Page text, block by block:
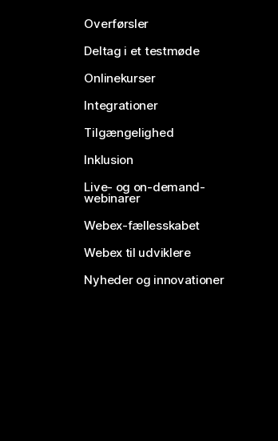
Overførsler
Deltag i et testmøde
Onlinekurser
Integrationer
Tilgængelighed
Inklusion
Live- og on-demand-
webinarer
Webex-fællesskabet
Webex til udviklere
Nyheder og innovationer